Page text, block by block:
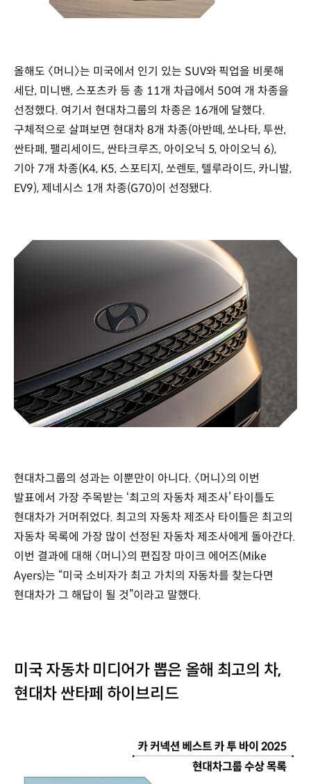
올해도 〈머니〉는 미국에서 인기 있는 SUV와 픽업을 비롯해
세단, 미니밴, 스포츠카 등 총 11개 차급에서 50여 개 차종을
선정했다. 여기서 현대차그룹의 차종은 16개에 달했다.
구체적으로 살펴보면 현대차 8개 차종(아반떼, 쏘나타, 투싼,
싼타페, 팰리세이드, 싼타크루즈, 아이오닉 5, 아이오닉 6),
기아 7개 차종(K4, K5, 스포티지, 쏘렌토, 텔루라이드, 카니발,
EV9), 제네시스 1개 차종(G70)이 선정됐다.
현대차그룹의 성과는 이뿐만이 아니다. 〈머니〉의 이번
발표에서 가장 주목받는 ‘최고의 자동차 제조사’ 타이틀도
현대차가 거머쥐었다. 최고의 자동차 제조사 타이틀은 최고의
자동차 목록에 가장 많이 선정된 자동차 제조사에게 돌아간다.
이번 결과에 대해 〈머니〉의 편집장 마이크 에어즈(Mike
Ayers)는 “미국 소비자가 최고 가치의 자동차를 찾는다면
현대차가 그 해답이 될 것”이라고 말했다.
미국 자동차 미디어가 뽑은 올해 최고의 차,
현대차 싼타페 하이브리드